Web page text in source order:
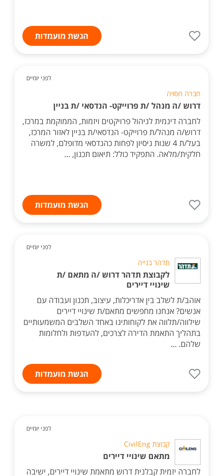
הגשת מועמדות
לפני יומיים
חברה חסויה
דרוש /ה מנהל /ת פרוייקט- הנדסאי /ת בניין
לחברה דינמית לניהול פרויקטים ויזמות, הממוקמת במרכז,
דרוש/ה מנהל/ת פרוייקט- הנדסאי/ת בניין לאזור המרכז,
בעל/ת 4 שנות ניסיון לפחות כהנדסאי מדופלם, למשרה
חלקית/מלאה. התפקיד כולל: תיאום תכנון, ...
הגשת מועמדות
לפני יומיים
תדהר בנייה
לקבוצת תדהר דרוש /ה מתאם /ת
שינויי דיירים
אוהב/ת לשלב בין אדריכלות, עיצוב, תכנון ועבודה עם
אנשים? אנחנו מחפשים מתאם/ת שינויי דיירים
שילווה/תלווה את לקוחותינו באחד השלבים המשמעותיים
בתהליך התאמת הדירה לצרכים, להעדפות ולחלומות
שלהם. ...
הגשת מועמדות
לפני יומיים
קבוצת CivilEng
מתאם שינויי דיירים
לחברה יזמית קבלנית דרוש מתאמת שינויי דיירים, ישיבה